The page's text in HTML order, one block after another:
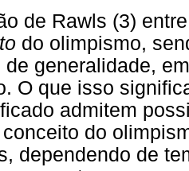
de Rawls (3)
do olimpismo,
de generalidade,
O que isso
admitem
do
dependendo de